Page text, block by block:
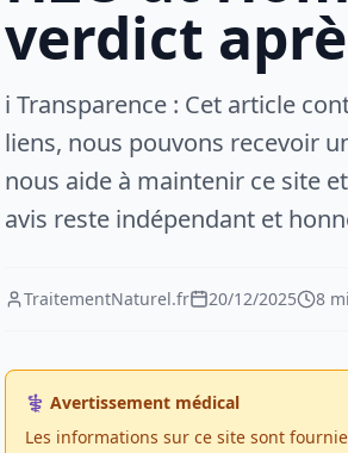
verdict
ℹ️ Transparence : Cet article
liens, nous pouvons recevoir
nous aide à maintenir ce site
avis reste indépendant et
TraitementNaturel.fr 20/12/2025 8
⚕️ Avertissement médical
Les informations sur ce site sont